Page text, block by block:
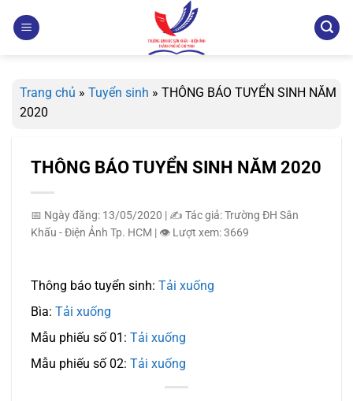
qua
Trang chủ » Tuyển sinh » THÔNG BÁO TUYỂN SINH NĂM
2020
THÔNG BÁO TUYỂN SINH NĂM 2020
📅 Ngày đăng: 13/05/2020 | ✍️ Tác giả: Trường ĐH Sân
Khấu - Điện Ảnh Tp. HCM | 👁️ Lượt xem: 3669
Thông báo tuyển sinh: Tải xuống
Bìa: Tải xuống
Mẫu phiếu số 01: Tải xuống
Mẫu phiếu số 02: Tải xuống